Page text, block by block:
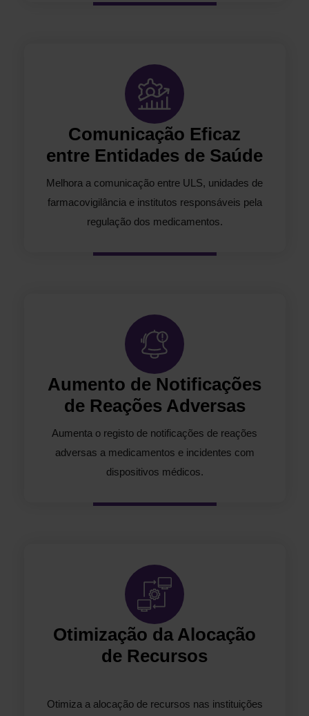
Comunicação Eficaz
entre Entidades de Saúde
Melhora a comunicação entre ULS, unidades de
farmacovigilância e institutos responsáveis pela
regulação dos medicamentos.
Aumento de Notificações
de Reações Adversas
Aumenta o registo de notificações de reações
adversas a medicamentos e incidentes com
dispositivos médicos.
Otimização da Alocação
de Recursos
Otimiza a alocação de recursos nas instituições